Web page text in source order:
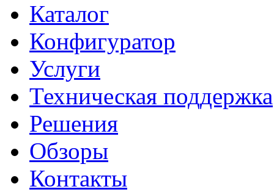
Каталог
Конфигуратор
Услуги
Техническая поддержка
Решения
Обзоры
Контакты